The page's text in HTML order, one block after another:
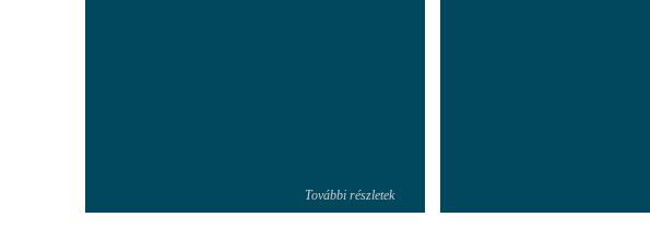
További részletek